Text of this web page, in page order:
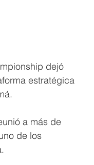
dejó
estratégica
a más de
de los